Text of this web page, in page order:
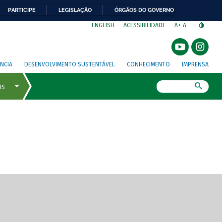
PARTICIPE LEGISLAÇÃO ÓRGÃOS DO GOVERNO
ENGLISH ACESSIBILIDADE A+ A-
DESENVOLVIMENTO SUSTENTÁVEL CONHECIMENTO IMPRENSA
de tela